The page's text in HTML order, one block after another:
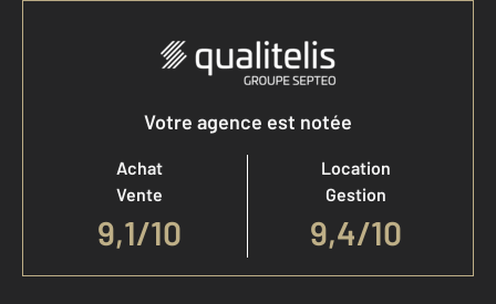
Votre agence est notée
Achat
Vente
9,1/10
Location
Gestion
9,4/10